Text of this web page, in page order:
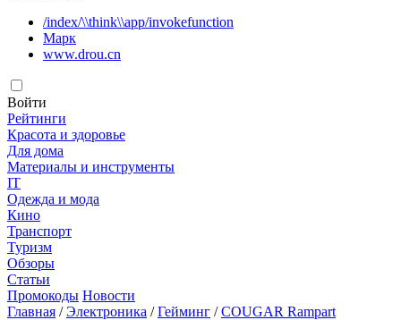
/index/\\think\\app/invokefunction
Марк
www.drou.cn
Войти
Рейтинги
Красота и здоровье
Для дома
Материалы и инструменты
IT
Одежда и мода
Кино
Транспорт
Туризм
Обзоры
Статьи
Промокоды Новости
Главная /Электроника /Гейминг /COUGAR Rampart